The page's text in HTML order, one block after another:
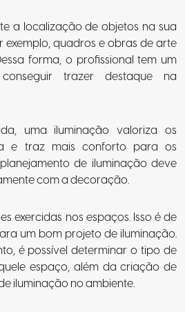
a localização de objetos na sua
exemplo, quadros e obras de arte
forma, o profissional tem um
trazer destaque na
uma iluminação valoriza os
e traz mais conforto para os
de iluminação deve
com a decoração.
exercidas nos espaços. Isso é de
um bom projeto de iluminação.
é possível determinar o tipo de
espaço, além da criação de
iluminação no ambiente.